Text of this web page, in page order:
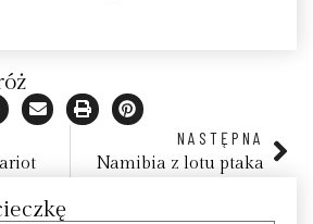
NASTĘPNA
Namibia z lotu ptaka